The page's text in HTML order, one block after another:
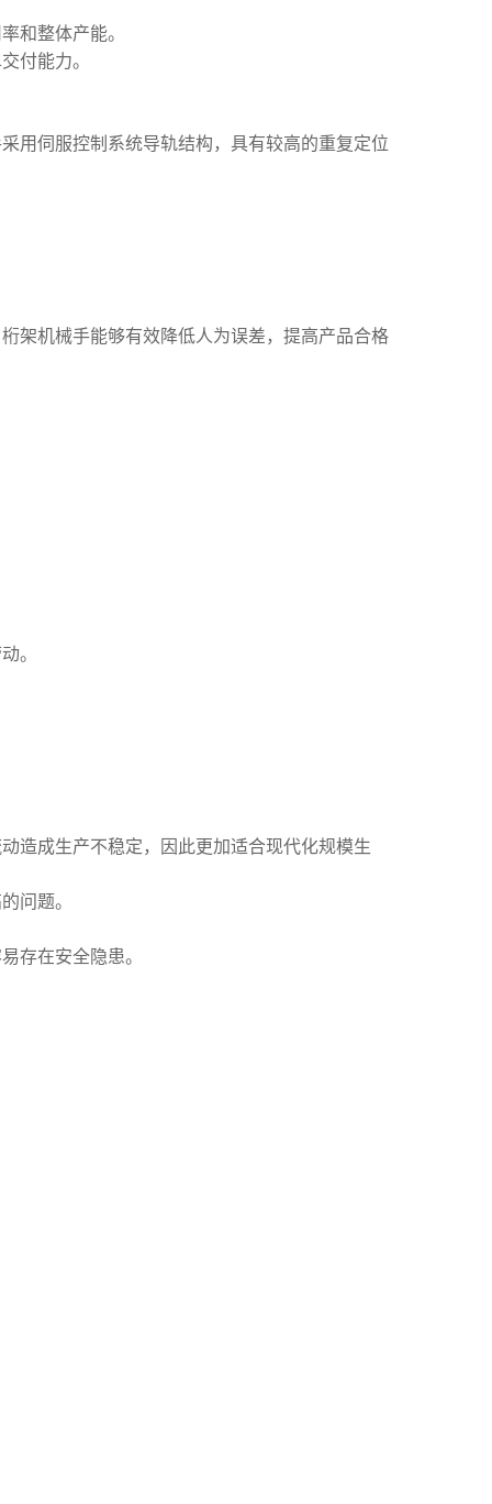
和整体产能。
付能力。
用伺服控制系统导轨结构，具有较高的重复定位
架机械手能够有效降低人为误差，提高产品合格
。
造成生产不稳定，因此更加适合现代化规模生
问题。
存在安全隐患。